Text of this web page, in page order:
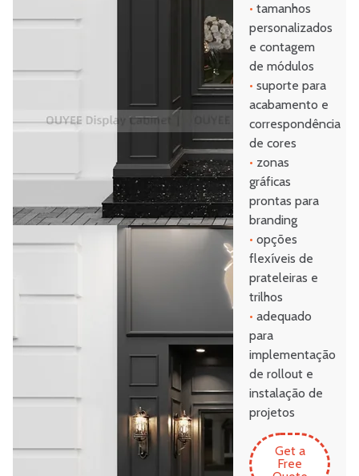
• tamanhos
personalizados
e contagem
de módulos
• suporte para
acabamento e
correspondência
de cores
• zonas
gráficas
prontas para
branding
• opções
flexíveis de
prateleiras e
trilhos
• adequado
para
implementação
de rollout e
instalação de
projetos
Get a
Free